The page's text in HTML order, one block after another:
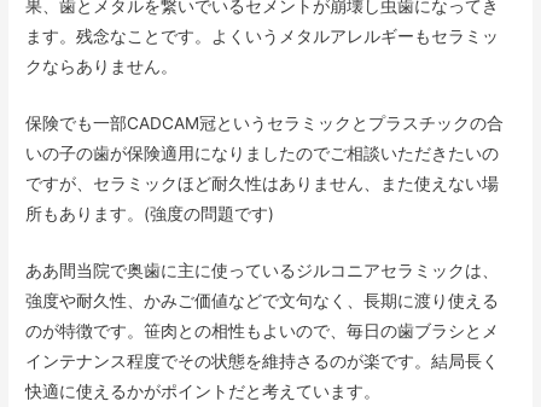
果、歯とメタルを繋いでいるセメントが崩壊し虫歯になってき
ます。残念なことです。よくいうメタルアレルギーもセラミッ
クならありません。
保険でも一部CADCAM冠というセラミックとプラスチックの合
いの子の歯が保険適用になりましたのでご相談いただきたいの
ですが、セラミックほど耐久性はありません、また使えない場
所もあります。(強度の問題です)
ああ間当院で奥歯に主に使っているジルコニアセラミックは、
強度や耐久性、かみご価値などで文句なく、長期に渡り使える
のが特徴です。笹肉との相性もよいので、毎日の歯ブラシとメ
インテナンス程度でその状態を維持さるのが楽です。結局長く
快適に使えるかがポイントだと考えています。